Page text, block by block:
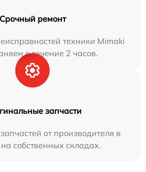
Срочный ремонт
техники Mimaki
в течение 2 часов.
запчасти
от производителя в
собственных складах.